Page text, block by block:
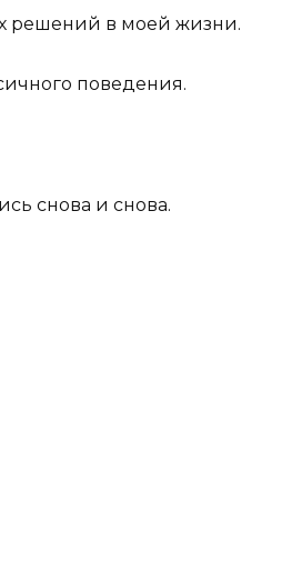
решений в моей жизни.
поведения.
снова и снова.